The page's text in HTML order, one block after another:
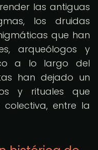
las antiguas
los druidas
que han
arqueólogos y
a lo largo del
han dejado un
y rituales que
entre la